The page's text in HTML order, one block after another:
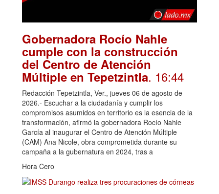
Gobernadora Rocío Nahle
cumple con la construcción
del Centro de Atención
Múltiple en Tepetzintla. 16:44
Redacción Tepetzintla, Ver., jueves 06 de agosto de
2026.- Escuchar a la ciudadanía y cumplir los
compromisos asumidos en territorio es la esencia de la
transformación, afirmó la gobernadora Rocío Nahle
García al inaugurar el Centro de Atención Múltiple
(CAM) Ana Nicole, obra comprometida durante su
campaña a la gubernatura en 2024, tras a
Hora Cero